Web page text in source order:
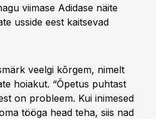
viimase Adidase näite
usside eest kaitsevad
veelgi kõrgem, nimelt
hoiakut. “Õpetus puhtast
on probleem. Kui inimesed
tööga head teha, siis nad